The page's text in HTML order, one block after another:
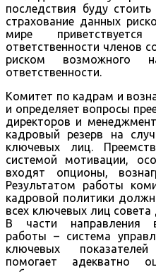
последствия буду
страхование данных
мире
ответственности членов
риском возможного
ответственности.
Комитет по кадрам и
и определяет вопросы
директоров и
кадровый резерв на
ключевых лиц.
системой мотивации,
входят опционы,
Результатом работы
кадровой политики
всех ключевых лиц
В части направления
работы – система
ключевых
помогает адекватно